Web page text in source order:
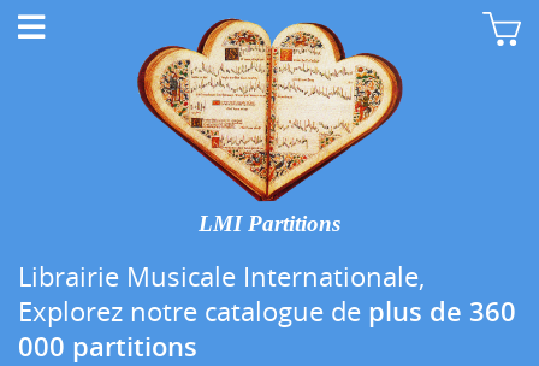
LMI Partitions
Librairie Musicale Internationale,
Explorez notre catalogue de plus de 360
000 partitions